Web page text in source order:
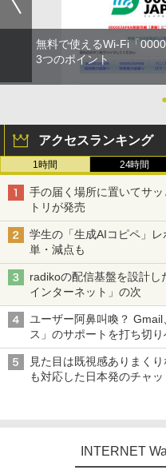
無料で使えるWi-Fi「
3つのポイント
アクセスランキング
1時間 24時間
手の届く場所に置いてサ
トリが発売
学生の「生成AIコピペ」
単・減点も
radikoの配信基盤を設計
インターネット」の次
ユーザー阿鼻叫喚？
ス」のサポートを打ち切り
見た目は既視感ありまく
も対応した日本発のチャ
INTERNET